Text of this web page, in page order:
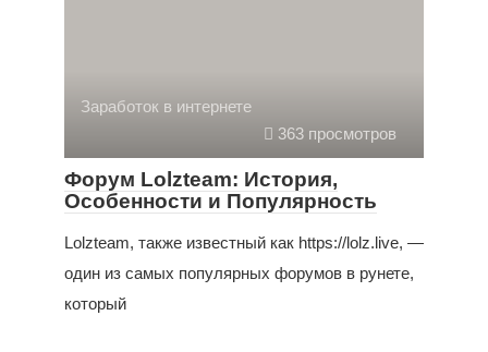
Заработок в интернете
363 просмотров
Форум Lolzteam: История,
Особенности и Популярность
Lolzteam, также известный как https://lolz.live, —
один из самых популярных форумов в рунете,
который